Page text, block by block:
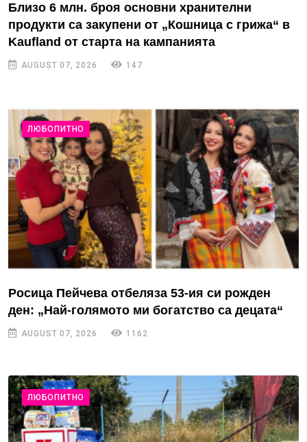
Близо 6 млн. броя основни хранителни
продукти са закупени от „Кошница с грижа“ в
Kaufland от старта на кампанията
AUGUST 07, 2026 147
ЛЮБОПИТНО
Росица Пейчева отбеляза 53-ия си рожден
ден: „Най-голямото ми богатство са децата“
AUGUST 07, 2026 1162
ЛЮБОПИТНО